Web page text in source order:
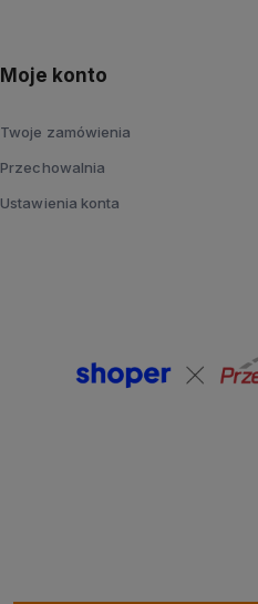
Moje konto
Twoje zamówienia
Przechowalnia
Ustawienia konta